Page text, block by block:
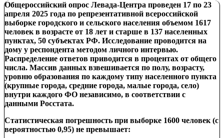
Общероссийский опрос Левада-Центра проведен 17 по 23
апреля 2025 года по репрезентативной всероссийской
выборке городского и сельского населения объемом 1617
человек в возрасте от 18 лет и старше в 137 населенных
пунктах, 50 субъектах РФ. Исследование проводится на
дому у респондента методом личного интервью.
Распределение ответов приводится в процентах от общего
числа. Массив данных взвешивается по полу, возрасту,
уровню образования по каждому типу населенного пункта
(крупные города, средние города, малые города, село)
внутри каждого ФО независимо, в соответствии с
данными Росстата.
Статистическая погрешность при выборке 1600 человек (с
вероятностью 0,95) не превышает: